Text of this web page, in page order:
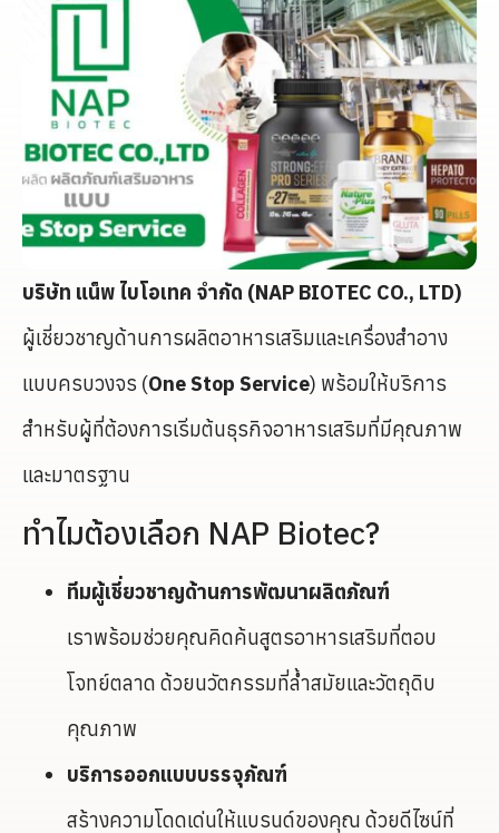
บริษัท แน็พ ไบโอเทค จำกัด (NAP BIOTEC CO., LTD)
ผู้เชี่ยวชาญด้านการผลิตอาหารเสริมและเครื่องสำอาง
แบบครบวงจร (One Stop Service) พร้อมให้บริการ
สำหรับผู้ที่ต้องการเริ่มต้นธุรกิจอาหารเสริมที่มีคุณภาพ
และมาตรฐาน
ทำไมต้องเลือก NAP Biotec?
ทีมผู้เชี่ยวชาญด้านการพัฒนาผลิตภัณฑ์
เราพร้อมช่วยคุณคิดค้นสูตรอาหารเสริมที่ตอบ
โจทย์ตลาด ด้วยนวัตกรรมที่ล้ำสมัยและวัตถุดิบ
คุณภาพ
บริการออกแบบบรรจุภัณฑ์
สร้างความโดดเด่นให้แบรนด์ของคุณ ด้วยดีไซน์ที่